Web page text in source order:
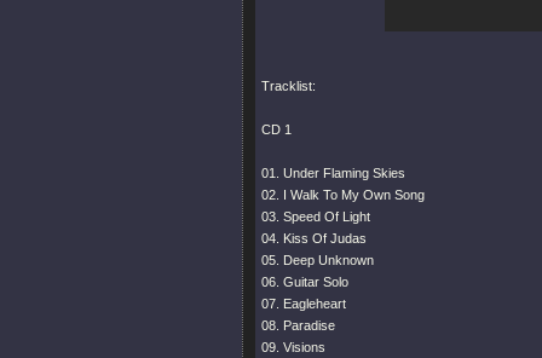
Tracklist:
CD 1
01. Under Flaming Skies
02. I Walk To My Own Song
03. Speed Of Light
04. Kiss Of Judas
05. Deep Unknown
06. Guitar Solo
07. Eagleheart
08. Paradise
09. Visions